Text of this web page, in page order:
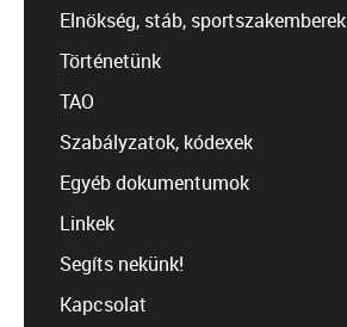
Elnökség, stáb, sportszakemberek
Történetünk
TAO
Szabályzatok, kódexek
Egyéb dokumentumok
Linkek
Segíts nekünk!
Kapcsolat